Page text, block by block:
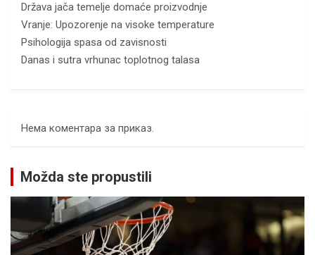
Država jača temelje domaće proizvodnje
Vranje: Upozorenje na visoke temperature
Psihologija spasa od zavisnosti
Danas i sutra vrhunac toplotnog talasa
Нема коментара за приказ.
Možda ste propustili